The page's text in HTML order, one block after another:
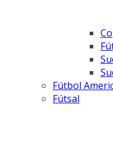
Fútbol
Fútsal